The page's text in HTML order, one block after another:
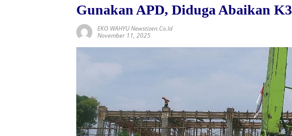
Gunakan APD, Diduga Abaikan K3
EKO WAHYU Newstizen.co.id
November 11, 2025